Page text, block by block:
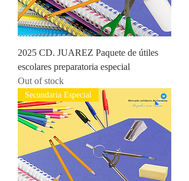
2025 CD. JUAREZ Paquete de útiles
escolares preparatoria especial
Out of stock
Secundaria Especial